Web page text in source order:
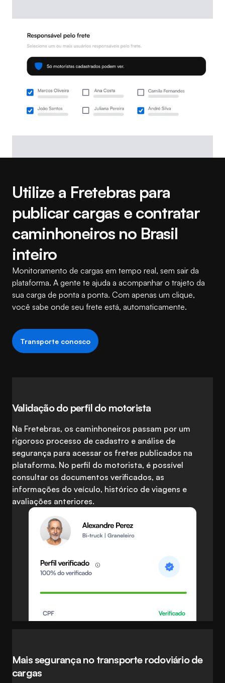
Utilize a Fretebras para
publicar cargas e contratar
caminhoneiros no Brasil
inteiro
Monitoramento de cargas em tempo real, sem sair da
plataforma. A gente te ajuda a acompanhar o trajeto da
sua carga de ponta a ponta. Com apenas um clique,
você sabe onde seu frete está, automaticamente.
Transporte conosco
Validação do perfil do motorista
Na Fretebras, os caminhoneiros passam por um
rigoroso processo de cadastro e análise de
segurança para acessar os fretes publicados na
plataforma. No perfil do motorista, é possível
consultar os documentos verificados, as
informações do veículo, histórico de viagens e
avaliações anteriores.
Mais segurança no transporte rodoviário de
cargas